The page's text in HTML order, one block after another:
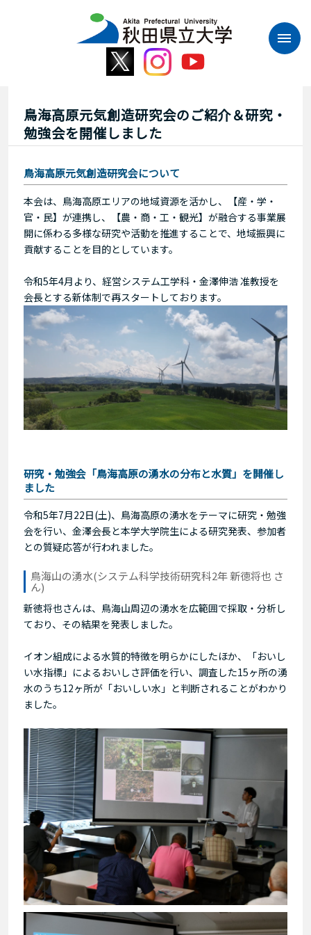
鳥海高原元気創造研究会のご紹介＆研究・
勉強会を開催しました
鳥海高原元気創造研究会について
本会は、鳥海高原エリアの地域資源を活かし、【産・学・
官・民】が連携し、【農・商・工・観光】が融合する事業展
開に係わる多様な研究や活動を推進することで、地域振興に
貢献することを目的としています。
令和5年4月より、経営システム工学科・金澤伸浩 准教授を
会長とする新体制で再スタートしております。
研究・勉強会「鳥海高原の湧水の分布と水質」を開催し
ました
令和5年7月22日(土)、鳥海高原の湧水をテーマに研究・勉強
会を行い、金澤会長と本学大学院生による研究発表、参加者
との質疑応答が行われました。
鳥海山の湧水(システム科学技術研究科2年 新徳将也 さ
ん)
新徳将也さんは、鳥海山周辺の湧水を広範囲で採取・分析し
ており、その結果を発表しました。
イオン組成による水質的特徴を明らかにしたほか、「おいし
い水指標」によるおいしさ評価を行い、調査した15ヶ所の湧
水のうち12ヶ所が「おいしい水」と判断されることがわかり
ました。